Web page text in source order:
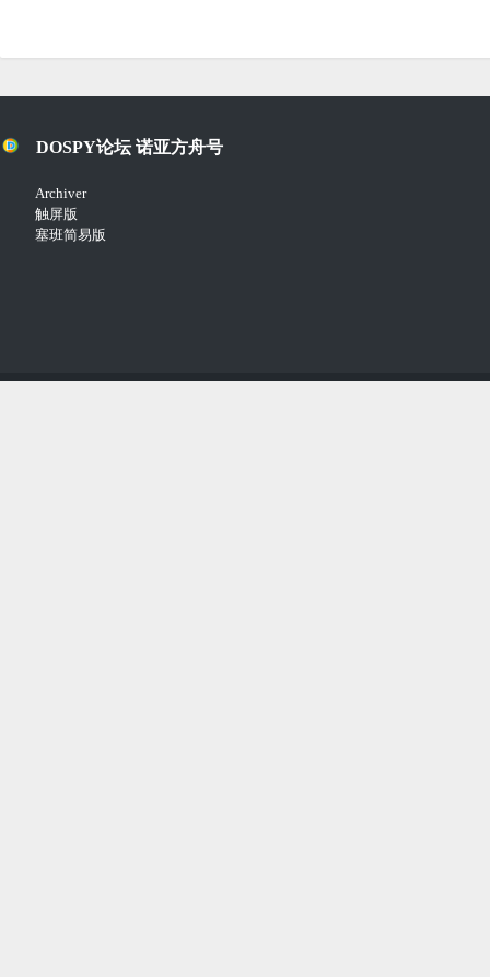
DOSPY论坛 诺亚方舟号
Archiver
触屏版
塞班简易版